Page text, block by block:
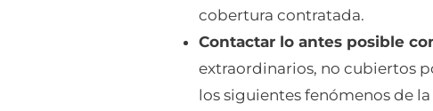
cobertura contratada.
Contactar lo antes posible
extraordinarios, no cubiertos
los siguientes fenómenos de